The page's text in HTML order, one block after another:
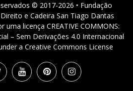
© 2017-2026 • Fundação
e Cadeira San Tiago Dantas
uma licença CREATIVE COMMONS:
– Sem Derivações 4.0 Internacional
a Creative Commons License